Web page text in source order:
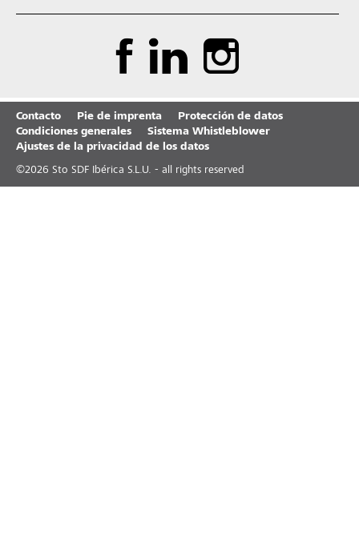
Contacto Pie de imprenta
Protección de datos
Condiciones generales
Sistema Whistleblower
Ajustes de la privacidad de los datos
©2026 Sto SDF Ibérica S.L.U. - all rights reserved